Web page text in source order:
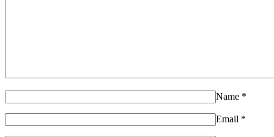
Name *
Email *